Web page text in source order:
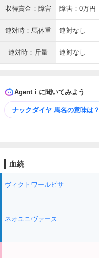
収得賞金：障害 障害：0万円
連対時：馬体重 連対なし
連対時：斤量 連対なし
Agent i に聞いてみよう
ナックダイヤ 馬名の意味は？
血統
ヴィクトワールピサ
ネオユニヴァース